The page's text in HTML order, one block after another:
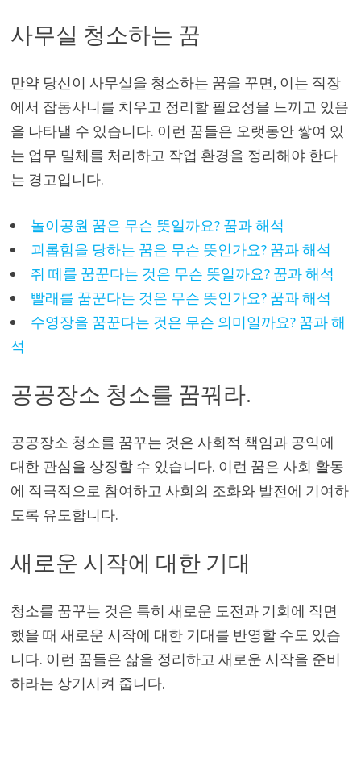
사무실 청소하는 꿈
만약 당신이 사무실을 청소하는 꿈을 꾸면, 이는 직장
에서 잡동사니를 치우고 정리할 필요성을 느끼고 있음
을 나타낼 수 있습니다. 이런 꿈들은 오랫동안 쌓여 있
는 업무 밀체를 처리하고 작업 환경을 정리해야 한다
는 경고입니다.
놀이공원 꿈은 무슨 뜻일까요? 꿈과 해석
괴롭힘을 당하는 꿈은 무슨 뜻인가요? 꿈과 해석
쥐 떼를 꿈꾼다는 것은 무슨 뜻일까요? 꿈과 해석
빨래를 꿈꾼다는 것은 무슨 뜻인가요? 꿈과 해석
수영장을 꿈꾼다는 것은 무슨 의미일까요? 꿈과 해
석
공공장소 청소를 꿈꿔라.
공공장소 청소를 꿈꾸는 것은 사회적 책임과 공익에
대한 관심을 상징할 수 있습니다. 이런 꿈은 사회 활동
에 적극적으로 참여하고 사회의 조화와 발전에 기여하
도록 유도합니다.
새로운 시작에 대한 기대
청소를 꿈꾸는 것은 특히 새로운 도전과 기회에 직면
했을 때 새로운 시작에 대한 기대를 반영할 수도 있습
니다. 이런 꿈들은 삶을 정리하고 새로운 시작을 준비
하라는 상기시켜 줍니다.